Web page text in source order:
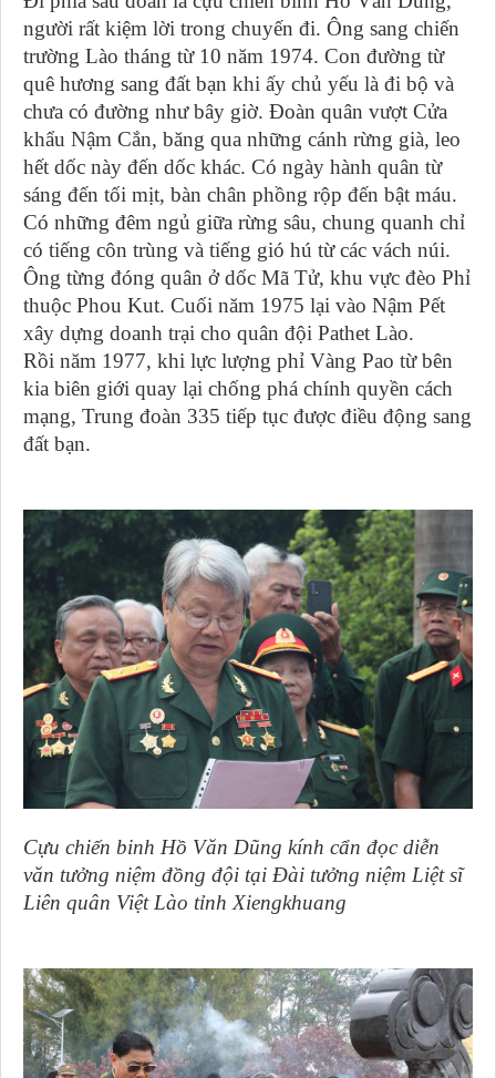
người rất kiệm lời trong chuyến đi. Ông sang chiến
trường Lào tháng từ 10 năm 1974. Con đường từ
quê hương sang đất bạn khi ấy chủ yếu là đi bộ và
chưa có đường như bây giờ. Đoàn quân vượt Cửa
khẩu Nậm Cắn, băng qua những cánh rừng già, leo
hết dốc này đến dốc khác. Có ngày hành quân từ
sáng đến tối mịt, bàn chân phồng rộp đến bật máu.
Có những đêm ngủ giữa rừng sâu, chung quanh chỉ
có tiếng côn trùng và tiếng gió hú từ các vách núi.
Ông từng đóng quân ở dốc Mã Tử, khu vực đèo Phỉ
thuộc Phou Kut. Cuối năm 1975 lại vào Nậm Pết
xây dựng doanh trại cho quân đội Pathet Lào.
Rồi năm 1977, khi lực lượng phỉ Vàng Pao từ bên
kia biên giới quay lại chống phá chính quyền cách
mạng, Trung đoàn 335 tiếp tục được điều động sang
đất bạn.
Cựu chiến binh Hồ Văn Dũng kính cẩn đọc diễn
văn tưởng niệm đồng đội tại Đài tưởng niệm Liệt sĩ
Liên quân Việt Lào tỉnh Xiengkhuang